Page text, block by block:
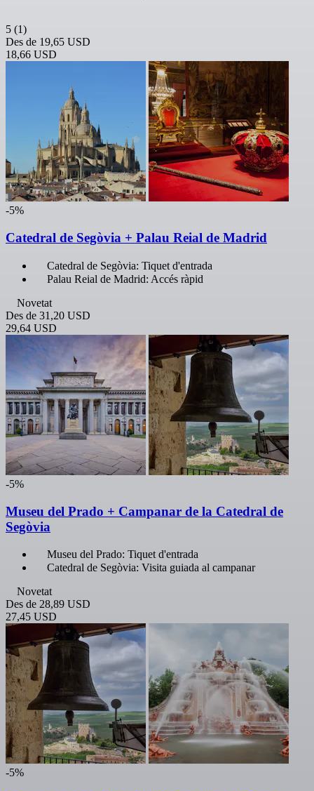
5 (1)
Des de 19,65 USD
18,66 USD
-5%
Catedral de Segòvia + Palau Reial de Madrid
Catedral de Segòvia: Tiquet d'entrada
Palau Reial de Madrid: Accés ràpid
Novetat
Des de 31,20 USD
29,64 USD
-5%
Museu del Prado + Campanar de la Catedral de
Segòvia
Museu del Prado: Tiquet d'entrada
Catedral de Segòvia: Visita guiada al campanar
Novetat
Des de 28,89 USD
27,45 USD
-5%